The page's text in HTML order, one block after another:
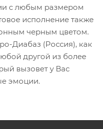
с любым размером
исполнение также
черным цветом.
Диабаз (Россия), как
другой из более
вызовет у Вас
эмоции.